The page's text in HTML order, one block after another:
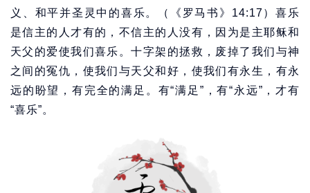
义、和平并圣灵中的喜乐。（《罗马书》14:17）喜乐
是信主的人才有的，不信主的人没有，因为是主耶稣和
天父的爱使我们喜乐。十字架的拯救，废掉了我们与神
之间的冤仇，使我们与天父和好，使我们有永生，有永
远的盼望，有完全的满足。有“满足”，有“永远”，才有
“喜乐”。